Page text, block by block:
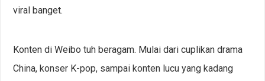
viral banget.
Konten di Weibo tuh beragam. Mulai dari cuplikan drama
China, konser K-pop, sampai konten lucu yang kadang